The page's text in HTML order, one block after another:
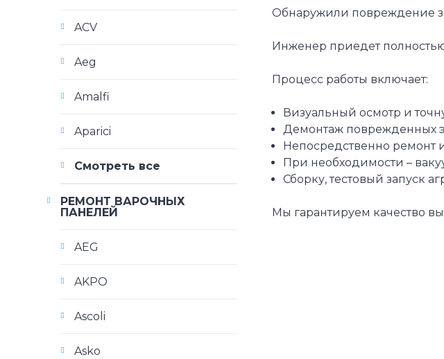
Обнаружили повреждение
Инженер приедет
Процесс работы включает:
Визуальный осмотр и
Демонтаж поврежденных
Непосредственно ремонт
При необходимости –
Сборку, тестовый запуск
Мы гарантируем качество
ACV
Aeg
Amalfi
Aparici
Смотреть все
РЕМОНТ ВАРОЧНЫХ
ПАНЕЛЕЙ
AEG
AKPO
Ascoli
Asko